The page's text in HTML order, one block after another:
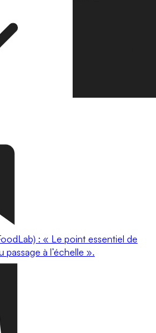
: « Le point essentiel de
passage à l’échelle ».